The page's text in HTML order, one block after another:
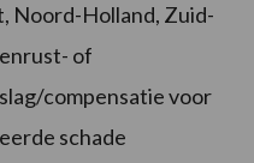
Noord-Holland, Zuid-
of
compensatie voor
schade